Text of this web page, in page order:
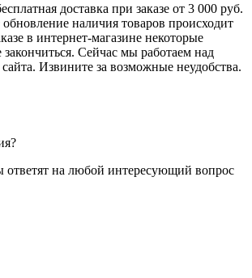
доставка при заказе от 3 000 руб.
наличия товаров происходит
в интернет-магазине некоторые
Сейчас мы работаем над
Извините за возможные неудобства.
на любой интересующий вопрос